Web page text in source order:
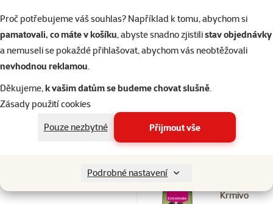
Proč potřebujeme váš souhlas? Například k tomu, abychom si
pamatovali, co máte v košíku, abyste snadno zjistilistav objednávky
a nemuseli se pokaždé přihlašovat, abychom vás neobtěžovali
nevhodnou reklamou.
Děkujeme,k vašim datům se budeme chovat slušně.
Zásady použití cookies
Pouze nezbytné
Přijmout vše
Podrobné nastavení
Původní cena
409 Kč
Cena
349 Kč
Doprava
zdarma
Krmivo
Hodnocení